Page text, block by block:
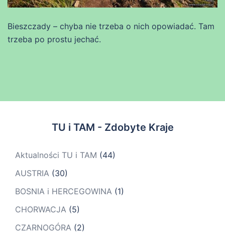
Bieszczady – chyba nie trzeba o nich opowiadać. Tam
trzeba po prostu jechać.
TU i TAM - Zdobyte Kraje
Aktualności TU i TAM (44)
AUSTRIA (30)
BOSNIA i HERCEGOWINA (1)
CHORWACJA (5)
CZARNOGÓRA (2)